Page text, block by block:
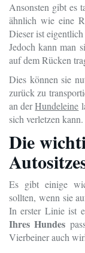
Ansonsten gibt es
ähnlich wie eine
Dieser ist
Jedoch kann man
auf dem Rücken
Dies können sie
zurück zu
an derHundeleine
sich verletzen kann.
Die
Es gibt einige
sollten, wenn sie
In erster Linie ist
Ihres Hundes
Vierbeiner auch